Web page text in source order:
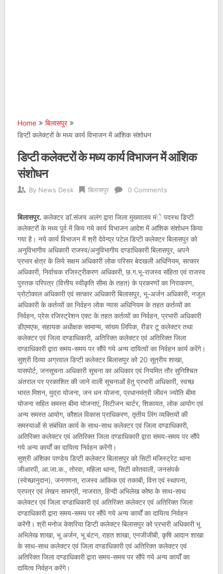
Home
बिलासपुर
डिप्टी कलेक्टरों के मध्य कार्य विभाजन में आंशिक संशोधन
डिप्टी कलेक्टरों के मध्य कार्य विभाजन में आंशिक
संशोधन
By News Desk बिलासपुर 0 Comments
बिलासपुर. कलेक्टर डाॅ.संजय अलंग द्वारा जिला मुख्यालय मंे पदस्थ डिप्टी
कलेक्टरों के मध्य पूर्व में किय गये कार्य विभाजन आदेश में आंशिक संशोधन किया
गया है। नये कार्य विभाजन में श्री देवेन्द्र पटेल डिप्टी कलेक्टर बिलासपुर को
अनुविभागीय अधिकारी राजस्व/अनुविभागीय दण्डाधिकारी बिलासपुर, अपने
प्रभार क्षेत्र के लिये सक्षम अधिकारी लोक परिसर बेदखली अधिनियम, सत्कार
अधिकारी, निर्वाचक रजिस्ट्रीकरण अधिकारी, छ.ग.भू-राजस्व संहिता एवं राजस्व
पुस्तक परिपत्र (वित्तीय स्वीकृति सीमा के तहत) के प्रकरणों का निराकरण,
प्रोटोकाल अधिकारी एवं सत्कार अधिकारी बिलासपुर, भू-अर्जन अधिकारी, नजूल
अधिकारी के कर्तव्यों का निर्वहन लोक न्यास अधिनियम के तहत कर्तव्यों का
निर्वहन, प्रेस रजिस्ट्रेशन एक्ट के तहत कर्तव्यों का निर्वहन, प्रभारी अधिकारी
डीएमएफ, सहायक अधीक्षक सामान्य, सांख्य लिपिक, रीडर टू कलेक्टर तथा
कलेक्टर एवं जिला दण्डाधिकारी, अतिरिक्त कलेक्टर एवं अतिरिक्त जिला
दण्डाधिकारी द्वारा समय-समय पर सौंपे गये अन्य दायित्वों का निर्वहन कार्य करेंगे।
सुश्री दिव्या अग्रवाल डिप्टी कलेक्टर बिलासपुर को 20 सूत्रीय शाखा,
पासपोर्ट, जनसूचना अधिकारी सूचना का अधिकार एवं नियमित तौर सुनिश्चित
अंतराल पर प्रकाशित की जाने वाली सूचनाओं हेतु प्रभारी अधिकारी, स्वच्छ
भारत मिशन, मुद्रा योजना, जन धन योजना, प्रधानमंत्री जीवन ज्योति बीमा
योजना सहित समस्त बीमा योजनाएं, सिटीजन चार्टर, शिकायत, लोक आयोग एवं
अन्य समस्त आयोग, कौशल विकास प्राधिकरण, तृतीय लिंग व्यक्तियों की
समस्याओं से संबंधित कार्य के साथ-साथ कलेक्टर एवं जिला दण्डाधिकारी,
अतिरिक्त कलेक्टर एवं अतिरिक्त जिला दण्डाधिकारी द्वारा समय-समय पर सौंपे
गये अन्य कार्यों का दायित्व निर्वहन करेंगी।
सुश्री अंशिका पाण्डेय डिप्टी कलेक्टर बिलासपुर को सिटी मजिस्ट्रेट थाना
जीआरपी, आ.जा.क., तोरवा, महिला थाना, सिटी कोतवाली, जनसंपर्क
(स्वेच्छानुदान), जनगणना, राजस्व आंकिक एवं तकाबी, वित्त एवं स्थापना,
प्रपत्र एवं लेखन सामग्री, नाजरात, हिन्दी अभिलेख कोष्ठ के साथ-साथ
कलेक्टर एवं जिला दण्डाधिकारी एवं अतिरिक्त कलेक्टर एवं अतिरिक्त जिला
दण्डाधिकारी द्वारा समय-समय पर सौंपे गये अन्य कार्यों का दायित्व निर्वहन
करेंगी। श्री मनोज केशरिया डिप्टी कलेक्टर बिलासपुर को प्रभारी अधिकारी भू
अभिलेख शाखा, भू अर्जन, भू बंटन, राहत शाखा, एनजीजीबी, कृषि आदान शाखा
के साथ-साथ कलेक्टर एवं जिला दण्डाधिकारी एवं अतिरिक्त कलेक्टर एवं
अतिरिक्त जिला दण्डाधिकारी द्वारा समय-समय पर सौंपे गये अन्य कार्यों का
दायित्व निर्वहन करेंगे।